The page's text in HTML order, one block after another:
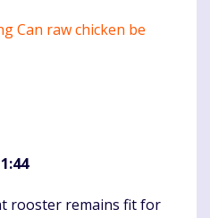
Can raw chicken be
rooster remains fit for